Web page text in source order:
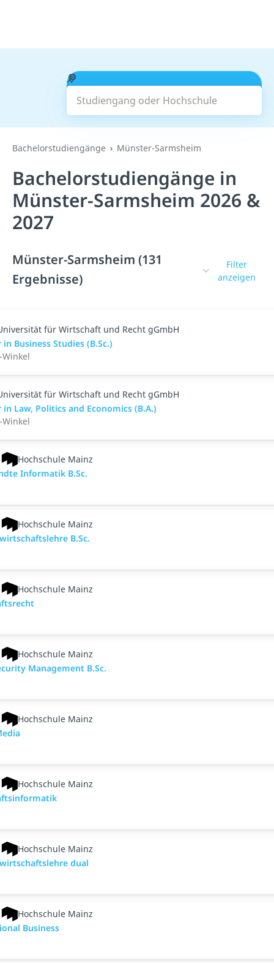
Studiengang oder Hochschule
Suchen
Bachelorstudiengänge Münster-Sarmsheim
Bachelorstudiengänge in
Münster-Sarmsheim 2026 &
2027
Münster-Sarmsheim (131
Ergebnisse)
Filter
anzeigen
für Wirtschaft und Recht gGmbH
in Business Studies (B.Sc.)
für Wirtschaft und Recht gGmbH
in Law, Politics and Economics (B.A.)
Hochschule Mainz
Informatik B.Sc.
Hochschule Mainz
B.Sc.
Hochschule Mainz
Hochschule Mainz
Management B.Sc.
Hochschule Mainz
Hochschule Mainz
Hochschule Mainz
dual
Hochschule Mainz
Business